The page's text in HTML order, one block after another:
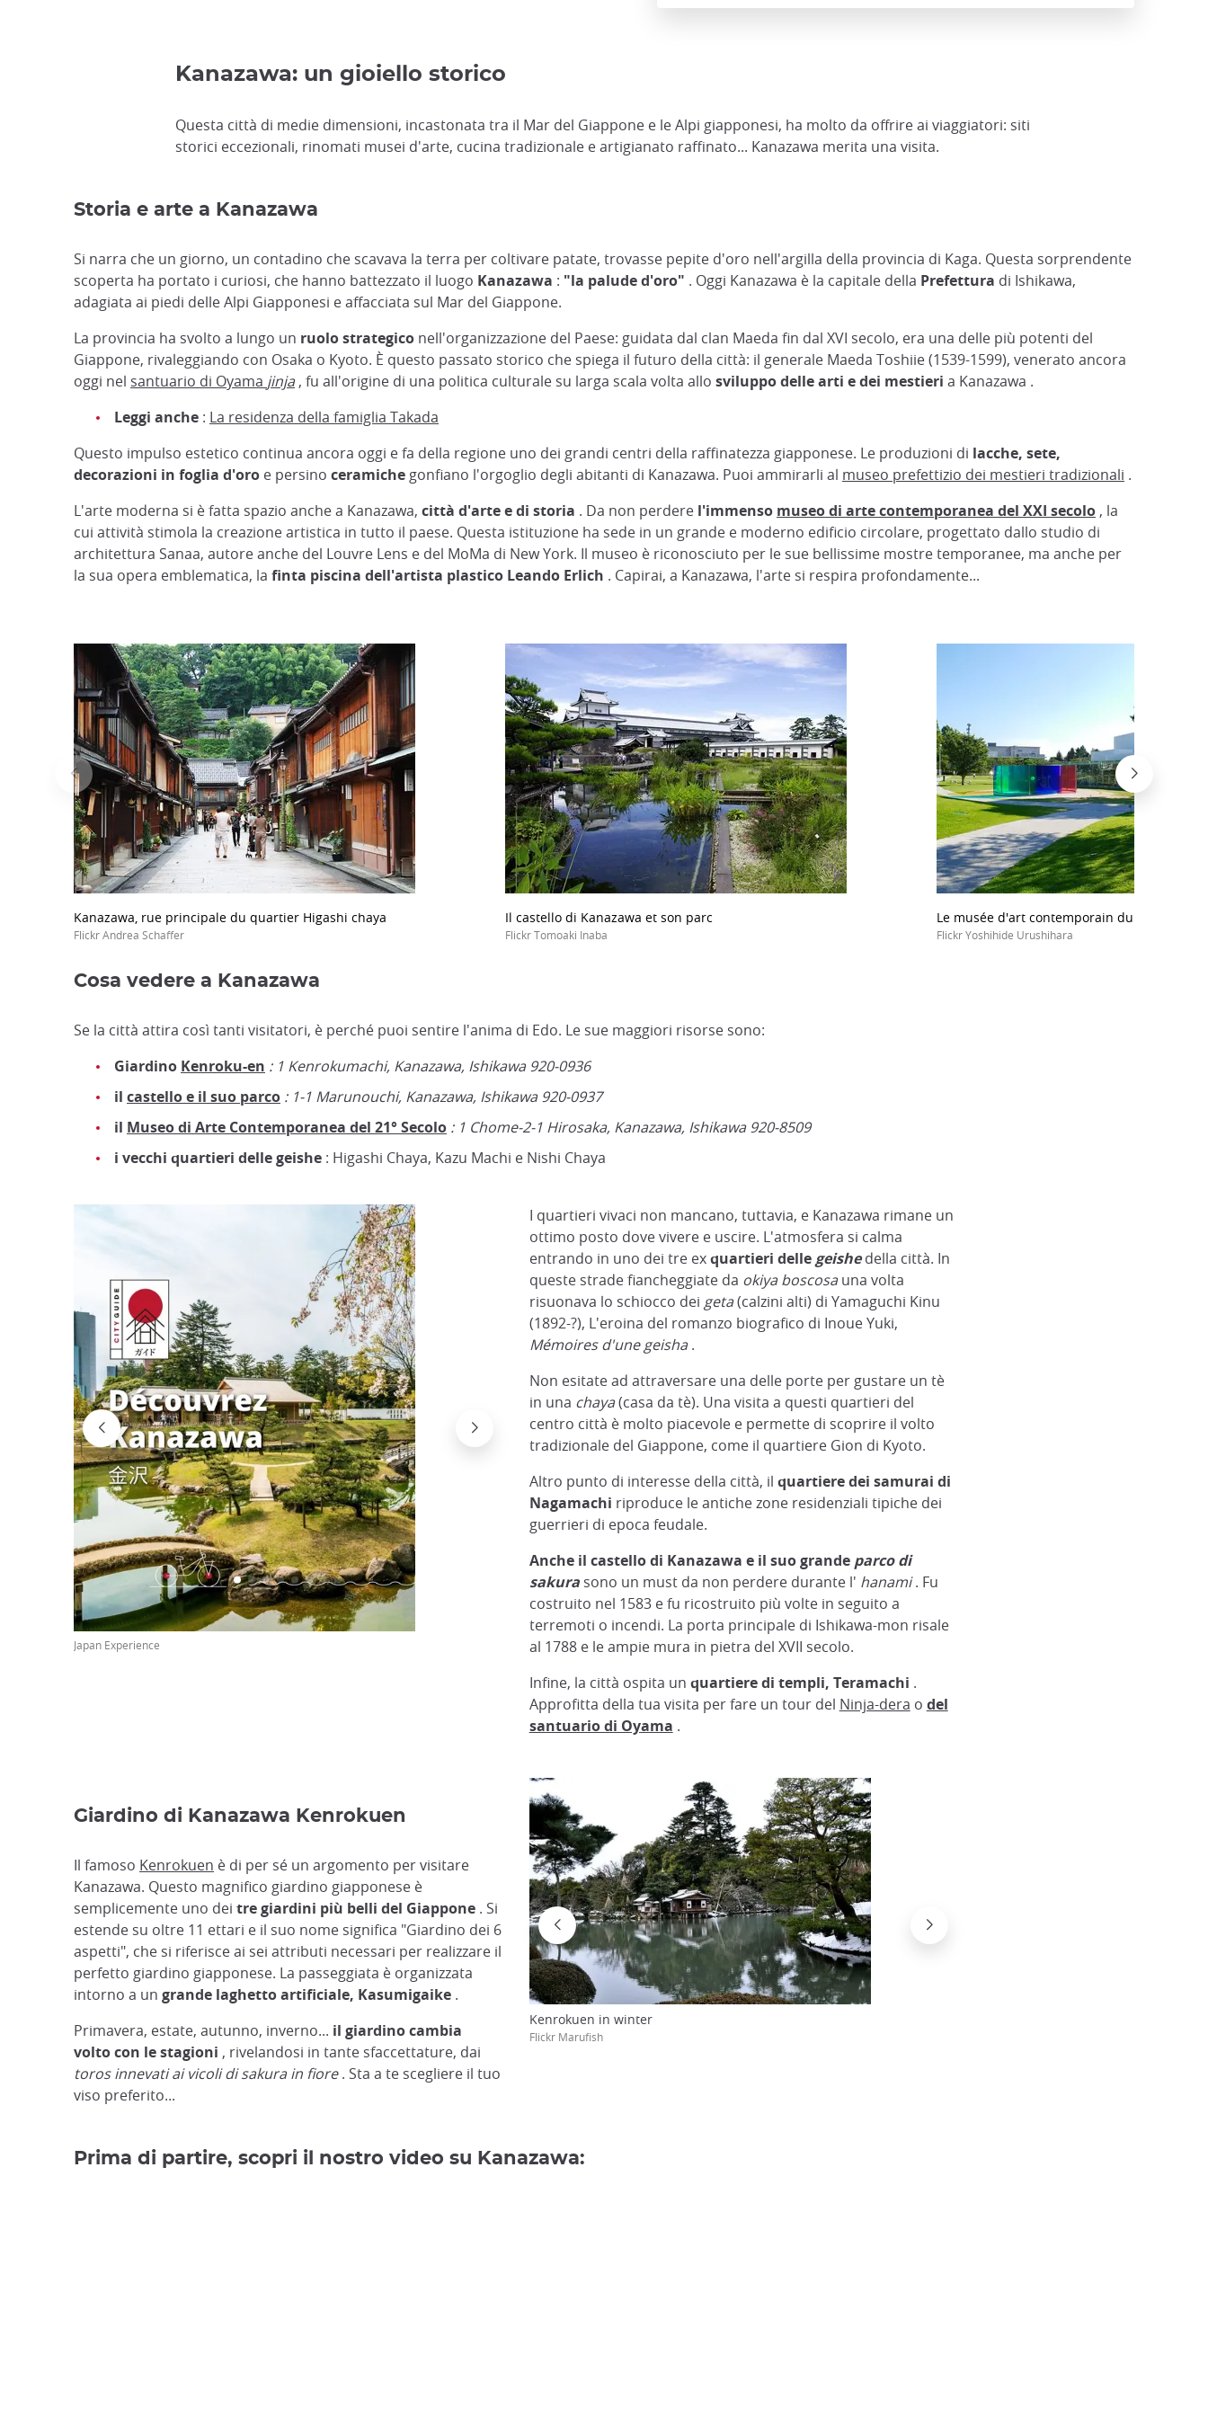
Kanazawa: un gioiello storico
Questa città di medie dimensioni, incastonata tra il Mar del Giappone e le Alpi giapponesi, ha molto da offrire ai viaggiatori: siti
storici eccezionali, rinomati musei d'arte, cucina tradizionale e artigianato raffinato... Kanazawa merita una visita.
Storia e arte a Kanazawa
Si narra che un giorno, un contadino che scavava la terra per coltivare patate, trovasse pepite d'oro nell'argilla della provincia di Kaga. Questa sorprendente
scoperta ha portato i curiosi, che hanno battezzato il luogo Kanazawa : "la palude d'oro" . Oggi Kanazawa è la capitale della Prefettura di Ishikawa,
adagiata ai piedi delle Alpi Giapponesi e affacciata sul Mar del Giappone.
La provincia ha svolto a lungo un ruolo strategico nell'organizzazione del Paese: guidata dal clan Maeda fin dal XVI secolo, era una delle più potenti del
Giappone, rivaleggiando con Osaka o Kyoto. È questo passato storico che spiega il futuro della città: il generale Maeda Toshiie (1539-1599), venerato ancora
oggi nel santuario di Oyama jinja, fu all'origine di una politica culturale su larga scala volta allo sviluppo delle arti e dei mestieri a Kanazawa .
Leggi anche : La residenza della famiglia Takada
Questo impulso estetico continua ancora oggi e fa della regione uno dei grandi centri della raffinatezza giapponese. Le produzioni di lacche, sete,
decorazioni in foglia d'oro e persino ceramiche gonfiano l'orgoglio degli abitanti di Kanazawa. Puoi ammirarli al museo prefettizio dei mestieri tradizionali .
L'arte moderna si è fatta spazio anche a Kanazawa, città d'arte e di storia . Da non perdere l'immenso museo di arte contemporanea del XXI secolo , la
cui attività stimola la creazione artistica in tutto il paese. Questa istituzione ha sede in un grande e moderno edificio circolare, progettato dallo studio di
architettura Sanaa, autore anche del Louvre Lens e del MoMa di New York. Il museo è riconosciuto per le sue bellissime mostre temporanee, ma anche per
la sua opera emblematica, la finta piscina dell'artista plastico Leando Erlich . Capirai, a Kanazawa, l'arte si respira profondamente...
Kanazawa, rue principale du quartier Higashi chaya
Flickr Andrea Schaffer
Il castello di Kanazawa et son parc
Flickr Tomoaki Inaba
Le musée d'art contemporain du XXIe siècle
Flickr Yoshihide Urushihara
Cosa vedere a Kanazawa
Se la città attira così tanti visitatori, è perché puoi sentire l'anima di Edo. Le sue maggiori risorse sono:
Giardino Kenroku-en : 1 Kenrokumachi, Kanazawa, Ishikawa 920-0936
il castello e il suo parco : 1-1 Marunouchi, Kanazawa, Ishikawa 920-0937
il Museo di Arte Contemporanea del 21° Secolo : 1 Chome-2-1 Hirosaka, Kanazawa, Ishikawa 920-8509
i vecchi quartieri delle geishe : Higashi Chaya, Kazu Machi e Nishi Chaya
I quartieri vivaci non mancano, tuttavia, e Kanazawa rimane un
ottimo posto dove vivere e uscire. L'atmosfera si calma
entrando in uno dei tre exquartieri delle geishedella città. In
queste strade fiancheggiate da okiya boscosauna volta
risuonava lo schiocco dei geta(calzini alti) di Yamaguchi Kinu
(1892-?), L'eroina del romanzo biografico di Inoue Yuki,
Mémoires d'une geisha.
Non esitate ad attraversare una delle porte per gustare un tè
in una chaya(casa da tè). Una visita a questi quartieri del
centro città è molto piacevole e permette di scoprire il volto
tradizionale del Giappone, come il quartiere Gion di Kyoto.
Altro punto di interesse della città, il quartiere dei samurai di
Nagamachi riproduce le antiche zone residenziali tipiche dei
guerrieri di epoca feudale.
Anche il castello di Kanazawa e il suo grande parco di
sakurasono un must da non perdere durante l' hanami. Fu
costruito nel 1583 e fu ricostruito più volte in seguito a
terremoti o incendi. La porta principale di Ishikawa-mon risale
al 1788 e le ampie mura in pietra del XVII secolo.
Infine, la città ospita un quartiere di templi, Teramachi .
Approfitta della tua visita per fare un tour del Ninja-dera o del
santuario di Oyama .
Japan Experience Japan Experience
Giardino di Kanazawa Kenrokuen
Il famoso Kenrokuen è di per sé un argomento per visitare
Kanazawa. Questo magnifico giardino giapponese è
semplicemente uno dei tre giardini più belli del Giappone . Si
estende su oltre 11 ettari e il suo nome significa "Giardino dei 6
aspetti", che si riferisce ai sei attributi necessari per realizzare il
perfetto giardino giapponese. La passeggiata è organizzata
intorno a un grande laghetto artificiale, Kasumigaike .
Primavera, estate, autunno, inverno... il giardino cambia
volto con le stagioni , rivelandosi in tante sfaccettature, dai
toros innevati ai vicoli di sakura in fiore. Sta a te scegliere il tuo
viso preferito...
Kenrokuen in winter
Flickr Marufish
Prima di partire, scopri il nostro video su Kanazawa: